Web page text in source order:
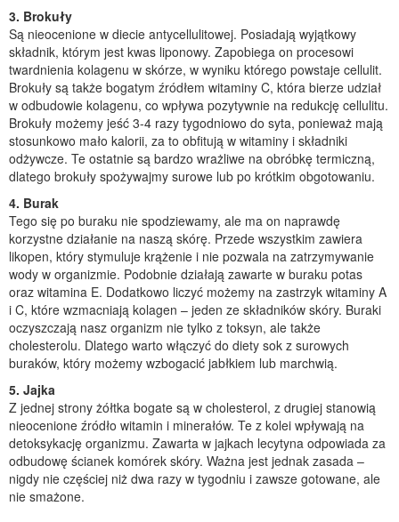
3. Brokuły
Są nieocenione w diecie antycellulitowej. Posiadają wyjątkowy
składnik, którym jest kwas liponowy. Zapobiega on procesowi
twardnienia kolagenu w skórze, w wyniku którego powstaje cellulit.
Brokuły są także bogatym źródłem witaminy C, która bierze udział
w odbudowie kolagenu, co wpływa pozytywnie na redukcję cellulitu.
Brokuły możemy jeść 3-4 razy tygodniowo do syta, ponieważ mają
stosunkowo mało kalorii, za to obfitują w witaminy i składniki
odżywcze. Te ostatnie są bardzo wrażliwe na obróbkę termiczną,
dlatego brokuły spożywajmy surowe lub po krótkim obgotowaniu.
4. Burak
Tego się po buraku nie spodziewamy, ale ma on naprawdę
korzystne działanie na naszą skórę. Przede wszystkim zawiera
likopen, który stymuluje krążenie i nie pozwala na zatrzymywanie
wody w organizmie. Podobnie działają zawarte w buraku potas
oraz witamina E. Dodatkowo liczyć możemy na zastrzyk witaminy A
i C, które wzmacniają kolagen – jeden ze składników skóry. Buraki
oczyszczają nasz organizm nie tylko z toksyn, ale także
cholesterolu. Dlatego warto włączyć do diety sok z surowych
buraków, który możemy wzbogacić jabłkiem lub marchwią.
5. Jajka
Z jednej strony żółtka bogate są w cholesterol, z drugiej stanowią
nieocenione źródło witamin i minerałów. Te z kolei wpływają na
detoksykację organizmu. Zawarta w jajkach lecytyna odpowiada za
odbudowę ścianek komórek skóry. Ważna jest jednak zasada –
nigdy nie częściej niż dwa razy w tygodniu i zawsze gotowane, ale
nie smażone.